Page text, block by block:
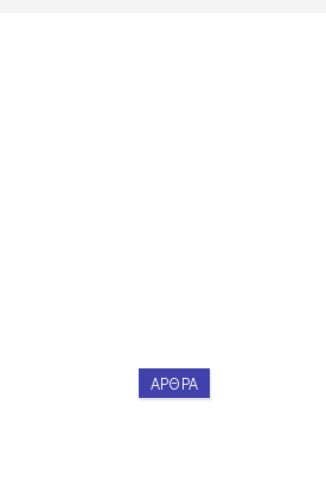
ΆΡΘΡΑ